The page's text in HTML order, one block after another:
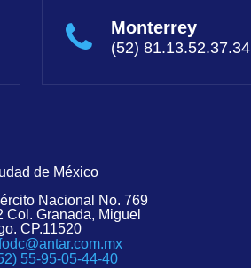
Monterrey
(52) 81.13.52.37.34
de México
Nacional No. 769
Col. Granada, Miguel
CP.11520
55-95-05-44-40